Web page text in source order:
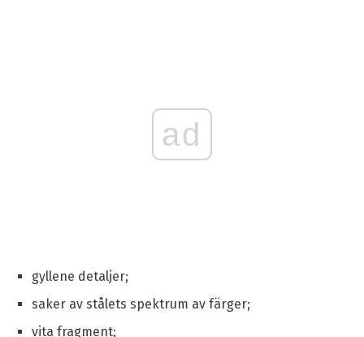
ad
gyllene detaljer;
saker av stålets spektrum av färger;
vita fragment;